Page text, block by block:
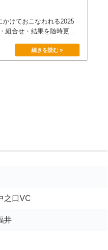
けておこなわれる2025
組合せ・結果を随時更...
之口VC
井